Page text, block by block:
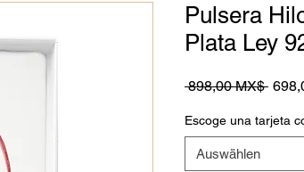
Pulsera
Plata Ley
898,00 MX$
Escoge una tarjeta
Auswählen